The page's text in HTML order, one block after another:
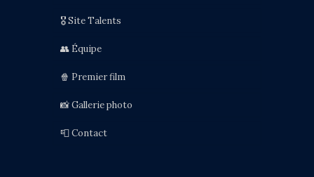
🎖️ Site Talents
👥 Équipe
🍿 Premier film
📸 Gallerie photo
📮 Contact